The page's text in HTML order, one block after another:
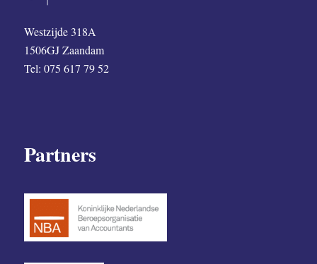
Westzijde 318A
1506GJ Zaandam
Tel: 075 617 79 52
Partners